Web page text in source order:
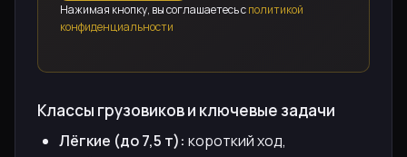
Нажимая кнопку, вы соглашаетесь сполитикой
конфиденциальности
Классы грузовиков и ключевые задачи
Лёгкие (до 7,5 т): короткий ход,